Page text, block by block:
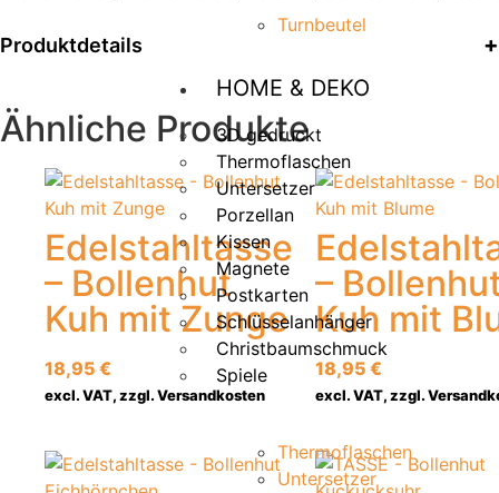
Turnbeutel
HOME & DEKO
3D gedruckt
Thermoflaschen
Untersetzer
Porzellan
Kissen
Magnete
Postkarten
Schlüsselanhänger
Christbaumschmuck
Spiele
Thermoflaschen
Untersetzer
Produktdetails
Ähnliche Produkte
Edelstahltasse
– Bollenhut
Kuh mit Zunge
18,95 €
excl. VAT, zzgl. Versandkosten
–
Kuh mit
18,95 €
excl. VAT, zzgl.